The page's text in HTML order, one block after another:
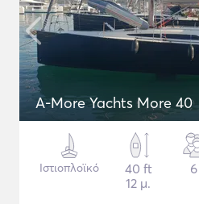
A-More Yachts More 40
Ιστιοπλοϊκό
40 ft
12 μ.
6